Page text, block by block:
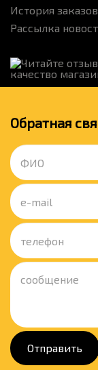
История заказов
Рассылка
Обратная
Отправить